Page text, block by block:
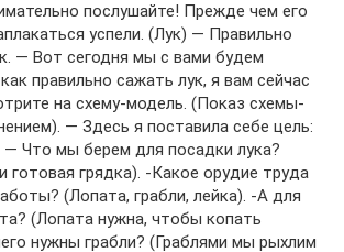
послушайте! Прежде чем его
успели. (Лук) — Правильно
— Вот сегодня мы с вами будем
правильно сажать лук, я вам сейчас
на схему-модель. (Показ схемы-
— Здесь я поставила себе цель:
— Что мы берем для посадки лука?
готовая грядка). -Какое орудие труда
(Лопата, грабли, лейка). -А для
(Лопата нужна, чтобы копать
нужны грабли? (Граблями мы рыхлим